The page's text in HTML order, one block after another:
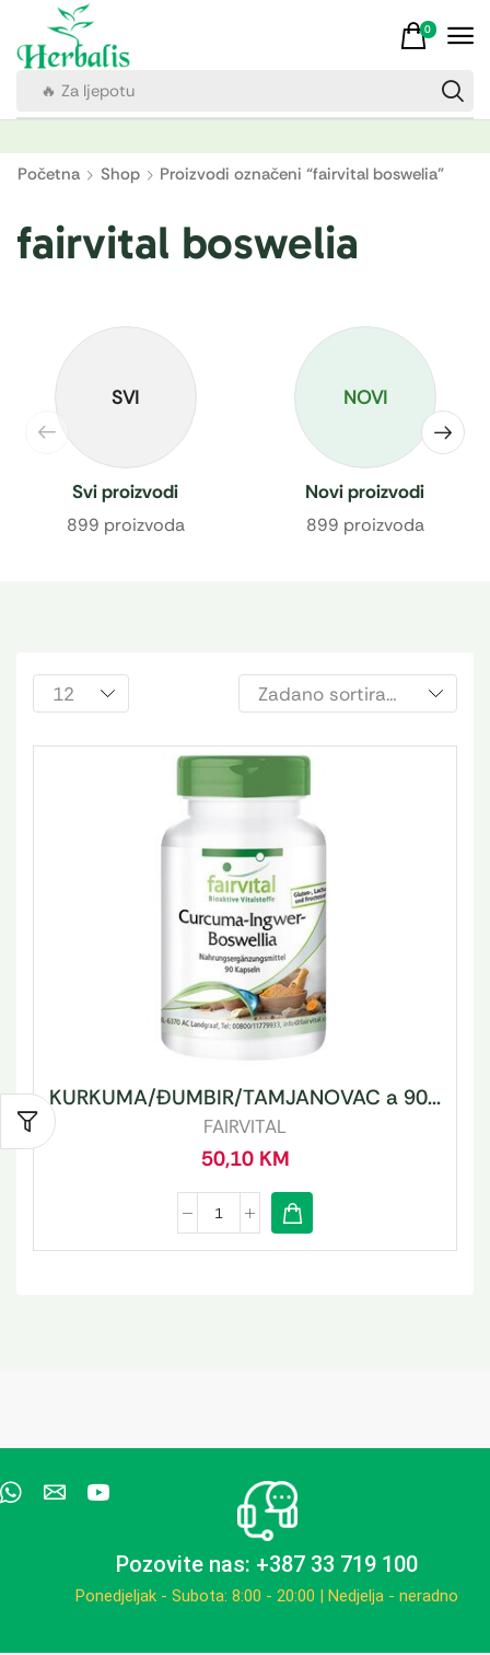
🔥 Za ljepotu
0
Početna Shop Proizvodi označeni “fairvital boswelia”
fairvital boswelia
SVI
Svi proizvodi
899 proizvoda
NOVI
Novi proizvodi
899 proizvoda
KURKUMA/ĐUMBIR/TAMJANOVAC a 90...
FAIRVITAL
50,10 KM
Pozovite nas: +387 33 719 100
Ponedjeljak - Subota: 8:00 - 20:00 | Nedjelja - neradno